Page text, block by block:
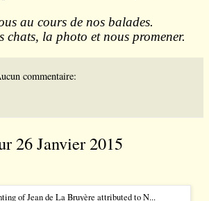
au cours de nos balades.
chats, la photo et nous promener.
commentaire:
26 Janvier 2015